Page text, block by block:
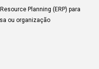
Planning (ERP) para
ou organização